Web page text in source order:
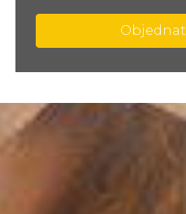
Objednat